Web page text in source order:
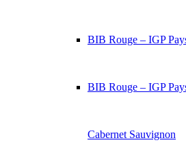
BIB Rouge – IGP
BIB Rouge – IGP
Cabernet Sauvignon